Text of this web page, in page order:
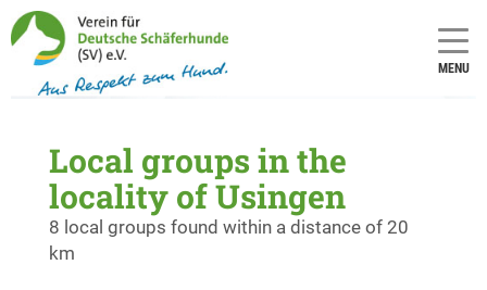
MENU
Local groups in the
locality of Usingen
8 local groups found within a distance of 20
km